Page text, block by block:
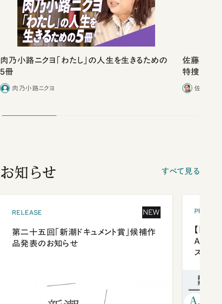
肉乃小路ニクヨ「わたし」の人生を生きるための
5冊
肉乃小路ニクヨ
佐藤優vs
特捜取調
合ったこと
佐藤優
お知らせ すべて見る
RELEASE NEW
第二十五回「新潮ドキュメント賞」候補作
品発表のお知らせ
【「新
ズプレ